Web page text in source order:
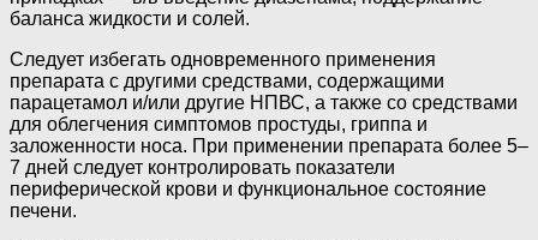
баланса жидкости и солей.
Следует избегать одновременного применения
препарата с другими средствами, содержащими
парацетамол и/или другие НПВС, а также со средствами
для облегчения симптомов простуды, гриппа и
заложенности носа. При применении препарата более 5–
7 дней следует контролировать показатели
периферической крови и функциональное состояние
печени.